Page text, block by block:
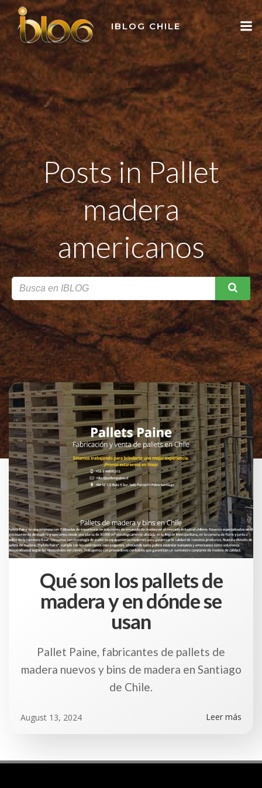
Skip
to
content
IBLOG CHILE
Posts in Pallet
madera
americanos
Qué son los pallets de
madera y en dónde se
usan
Pallet Paine, fabricantes de pallets de
madera nuevos y bins de madera en Santiago
de Chile.
August 13, 2024 Leer más